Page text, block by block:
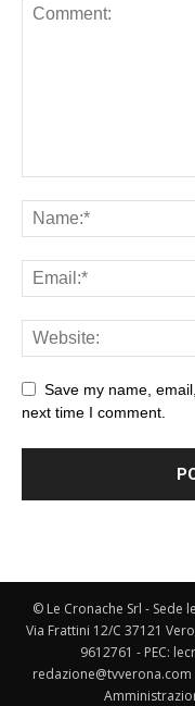
Save my name,
next time I comment.
© Le Cronache Srl - Sede
Via Frattini 12/C 37121
9612761 - PEC: